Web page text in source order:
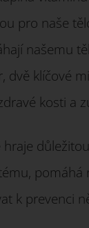
pro naše
našemu
dvě klíčové
kosti a
pomáhá
k prevenci